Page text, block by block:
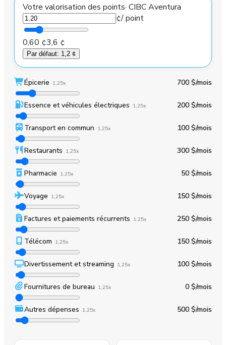
Votre valorisation des points· CIBC Aventura
¢/ point
0,60 ¢3,6 ¢
Par défaut: 1,2 ¢
Épicerie 1,25x 700 $/mois
Essence et véhicules électriques 1,25x 200 $/mois
Transport en commun 1,25x 100 $/mois
Restaurants 1,25x 300 $/mois
Pharmacie 1,25x 50 $/mois
Voyage 1,25x 150 $/mois
Factures et paiements récurrents 1,25x 250 $/mois
Télécom 1,25x 150 $/mois
Divertissement et streaming 1,25x 100 $/mois
Fournitures de bureau 1,25x 0 $/mois
Autres dépenses 1,25x 500 $/mois